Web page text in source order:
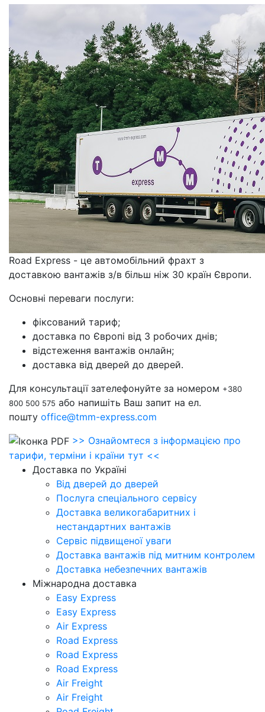
Road Express - це автомобільний фрахт з
доставкою вантажів з/в більш ніж 30 країн Європи.
Основні переваги послуги:
фіксований тариф;
доставка по Європі від 3 робочих днів;
відстеження вантажів онлайн;
доставка від дверей до дверей.
Для консультації зателефонуйте за номером +380
800 500 575 або напишіть Ваш запит на ел.
пошту office@tmm-express.com
>> Ознайомтеся з інформацією про
тарифи, терміни і країни тут <<
Доставка по Україні
Від дверей до дверей
Послуга спеціального сервісу
Доставка великогабаритних і
нестандартних вантажів
Сервіс підвищеної уваги
Доставка вантажів під митним контролем
Доставка небезпечних вантажів
Міжнародна доставка
Easy Express
Easy Express
Air Express
Road Express
Road Express
Road Express
Air Freight
Air Freight